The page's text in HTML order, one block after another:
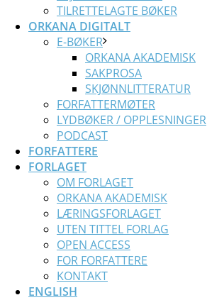
TILRETTELAGTE BØKER
ORKANA DIGITALT
E-BØKER
ORKANA AKADEMISK
SAKPROSA
SKJØNNLITTERATUR
FORFATTERMØTER
LYDBØKER / OPPLESNINGER
PODCAST
FORFATTERE
FORLAGET
OM FORLAGET
ORKANA AKADEMISK
LÆRINGSFORLAGET
UTEN TITTEL FORLAG
OPEN ACCESS
FOR FORFATTERE
KONTAKT
ENGLISH